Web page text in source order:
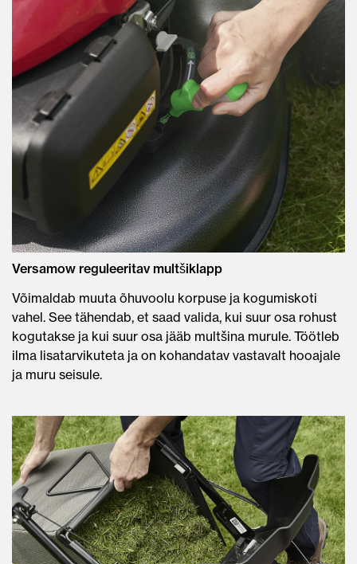
Versamow reguleeritav multšiklapp
Võimaldab muuta õhuvoolu korpuse ja kogumiskoti
vahel. See tähendab, et saad valida, kui suur osa rohust
kogutakse ja kui suur osa jääb multšina murule. Töötleb
ilma lisatarvikuteta ja on kohandatav vastavalt hooajale
ja muru seisule.